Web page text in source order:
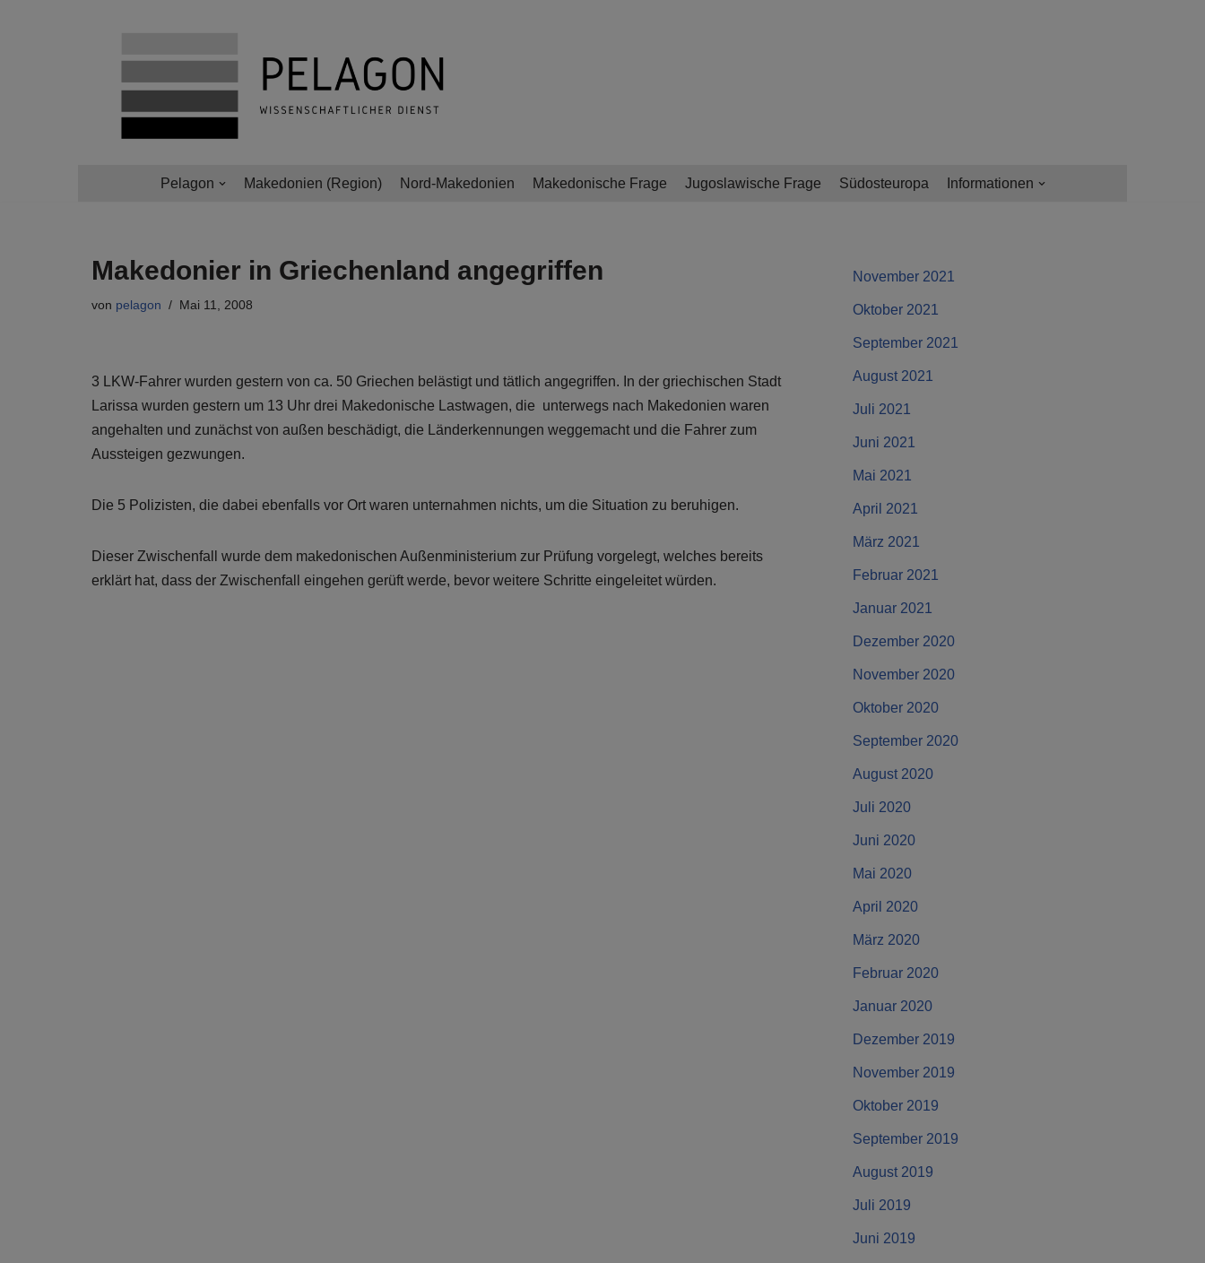
Pelagon Makedonien (Region) Nord-Makedonien Makedonische Frage Jugoslawische Frage Südosteuropa Informationen
Makedonier in Griechenland angegriffen
von pelagon Mai 11, 2008
3 LKW-Fahrer wurden gestern von ca. 50 Griechen belästigt und tätlich angegriffen. In der griechischen Stadt
Larissa wurden gestern um 13 Uhr drei Makedonische Lastwagen, die unterwegs nach Makedonien waren
angehalten und zunächst von außen beschädigt, die Länderkennungen weggemacht und die Fahrer zum
Aussteigen gezwungen.
Die 5 Polizisten, die dabei ebenfalls vor Ort waren unternahmen nichts, um die Situation zu beruhigen.
Dieser Zwischenfall wurde dem makedonischen Außenministerium zur Prüfung vorgelegt, welches bereits
erklärt hat, dass der Zwischenfall eingehen gerüft werde, bevor weitere Schritte eingeleitet würden.
November 2021
Oktober 2021
September 2021
August 2021
Juli 2021
Juni 2021
Mai 2021
April 2021
März 2021
Februar 2021
Januar 2021
Dezember 2020
November 2020
Oktober 2020
September 2020
August 2020
Juli 2020
Juni 2020
Mai 2020
April 2020
März 2020
Februar 2020
Januar 2020
Dezember 2019
November 2019
Oktober 2019
September 2019
August 2019
Juli 2019
Juni 2019